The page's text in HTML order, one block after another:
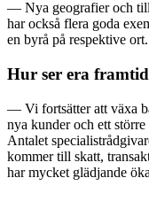
— Nya geografier och
har också flera goda
en byrå på respektive ort.
Hur ser era
— Vi fortsätter att växa
nya kunder och ett
Antalet
kommer till skatt,
har mycket glädjande